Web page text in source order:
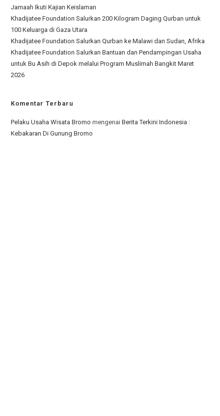
Jamaah Ikuti Kajian Keislaman
Khadijatee Foundation Salurkan 200 Kilogram Daging Qurban untuk
100 Keluarga di Gaza Utara
Khadijatee Foundation Salurkan Qurban ke Malawi dan Sudan, Afrika
Khadijatee Foundation Salurkan Bantuan dan Pendampingan Usaha
untuk Bu Asih di Depok melalui Program Muslimah Bangkit Maret
2026
Komentar Terbaru
Pelaku Usaha Wisata Bromo mengenaiBerita Terkini Indonesia :
Kebakaran Di Gunung Bromo